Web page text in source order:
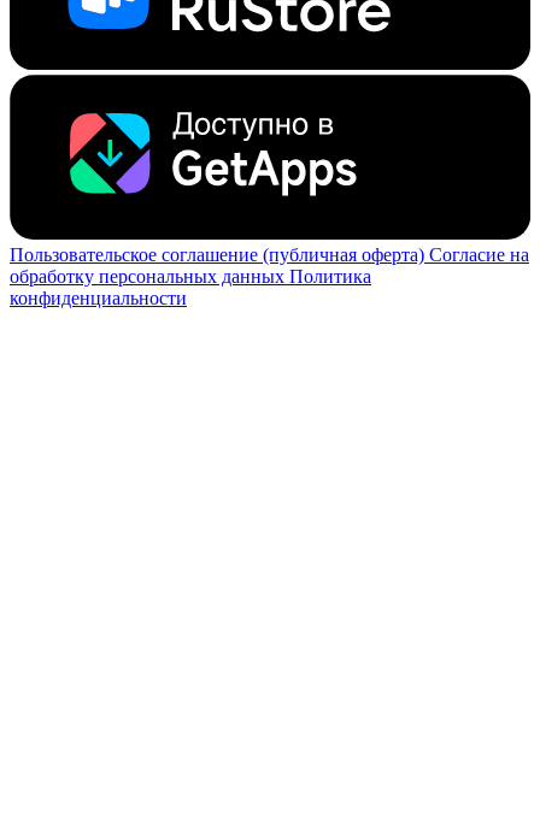
Пользовательское соглашение (публичная оферта) Согласие на
обработку персональных данных Политика
конфиденциальности